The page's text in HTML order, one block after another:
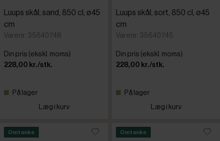
Luups skål, sand, 850 cl, ø45
cm
Varenr: 35640748
Din pris (ekskl. moms)
228,00 kr./stk.
På lager
Læg i kurv
Luups skål, sort, 850 cl, ø45
cm
Varenr: 35640745
Din pris (ekskl. moms)
228,00 kr./stk.
På lager
Læg i kurv
Omtanke Omtanke